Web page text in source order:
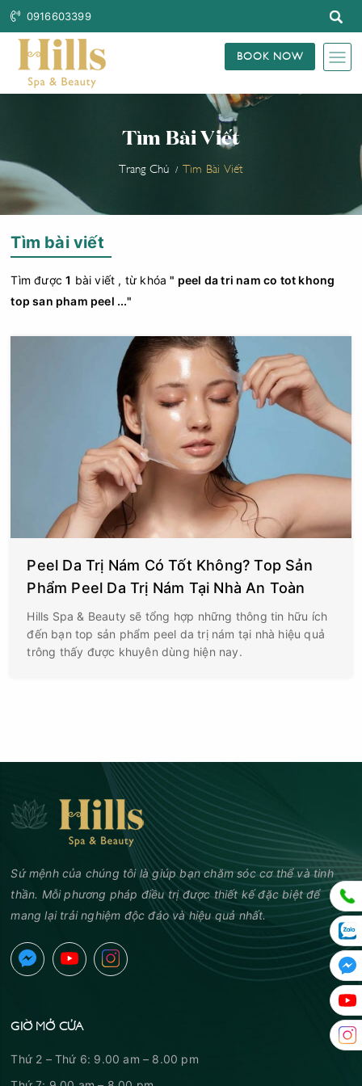
0916603399
BOOK NOW
Tìm Bài Viết
Trang Chủ Tìm Bài Viết
Tìm bài viết
Tìm được1 bài viết , từ khóa" peel da tri nam co tot khong
top san pham peel ..."
Peel Da Trị Nám Có Tốt Không? Top Sản
Phẩm Peel Da Trị Nám Tại Nhà An Toàn
Hills Spa & Beauty sẽ tổng hợp những thông tin hữu ích
đến bạn top sản phẩm peel da trị nám tại nhà hiệu quả
trông thấy được khuyên dùng hiện nay.
Sứ mệnh của chúng tôi là giúp bạn chăm sóc cơ thể và tinh
thần. Mỗi phương pháp điều trị được thiết kế đặc biệt để
mang lại trải nghiệm độc đáo và hiệu quả nhất.
GIỜ MỞ CỬA
Thứ 2 – Thứ 6: 9.00 am – 8.00 pm